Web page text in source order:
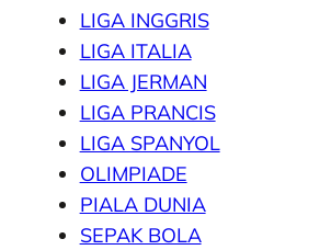
LIGA INGGRIS
LIGA ITALIA
LIGA JERMAN
LIGA PRANCIS
LIGA SPANYOL
OLIMPIADE
PIALA DUNIA
SEPAK BOLA